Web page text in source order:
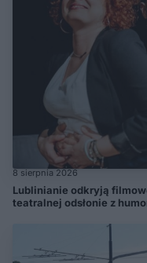
8 sierpnia 2026
Lublinianie odkryją
teatralnej odsłonie z